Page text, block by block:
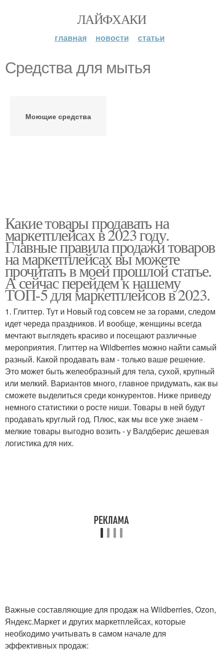
ЛАЙФХАКИ
главная новости статьи
Средства для мытья
Моющие средства
Какие товары продавать на
маркетплейсах в 2023 году.
Главные правила продажи товаров
на маркетплейсах вы можете
прочитать в моей прошлой статье.
А сейчас перейдем к нашему
ТОП-5 для маркетплейсов в 2023.
1. Глиттер. Тут и Новый год совсем не за горами, следом
идет череда праздников. И вообще, женщины всегда
мечтают выглядеть красиво и посещают различные
мероприятия. Глиттер на Wildberries можно найти самый
разный. Какой продавать вам - только ваше решение.
Это может быть желеобразный для тела, сухой, крупный
или мелкий. Вариантов много, главное придумать, как вы
сможете выделиться среди конкурентов. Ниже приведу
немного статистики о росте ниши. Товары в ней будут
продавать круглый год. Плюс, как мы все уже знаем -
мелкие товары выгодно возить - у Валдберис дешевая
логистика для них.
Важные составляющие для продаж на Wildberries, Ozon,
Яндекс.Маркет и других маркетплейсах, которые
необходимо учитывать в самом начале для
эффективных продаж: